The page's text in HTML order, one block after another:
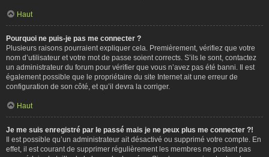
Haut
Pourquoi ne puis-je pas me connecter ?
Plusieurs raisons pourraient expliquer cela. Premièrement, vérifiez que votre
nom d’utilisateur et votre mot de passe soient corrects. S’ils le sont, contactez
un administrateur du forum pour vérifier que vous n’avez pas été banni. Il est
également possible que le propriétaire du site Internet ait une erreur de
configuration de son côté, et qu’il devra la corriger.
Haut
Je me suis enregistré par le passé mais je ne peux plus me connecter ?!
Il est possible qu’un administrateur ait désactivé ou supprimé votre compte. En
effet, il est courant de supprimer régulièrement les membres ne postant pas